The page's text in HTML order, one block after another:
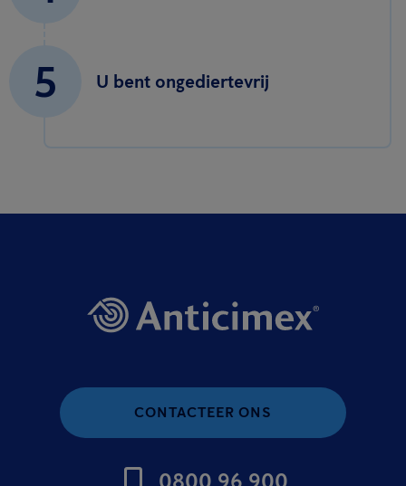
5 U bent ongediertevrij
CONTACTEER ONS